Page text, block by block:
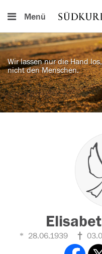
Menü
Wir lassen nur die Hand los,
nicht den Menschen.
28.06.1939